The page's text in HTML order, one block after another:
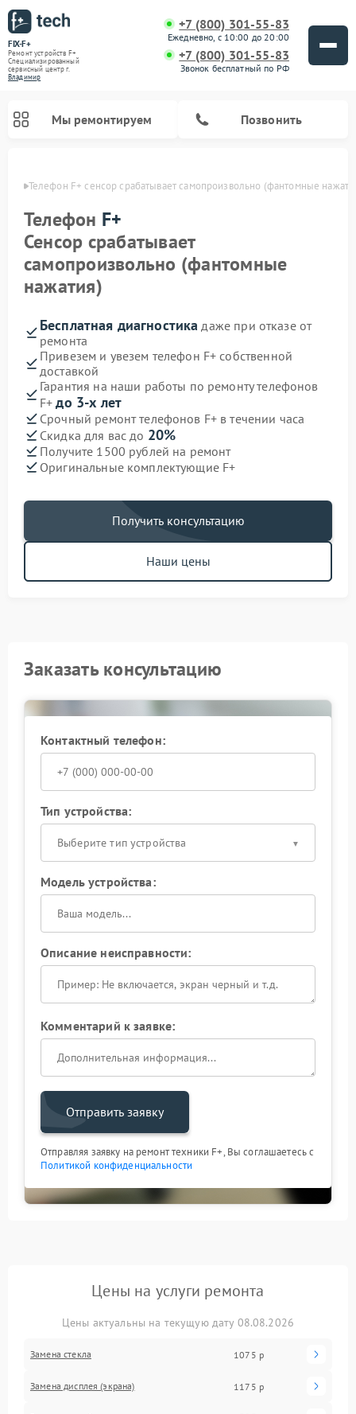
FIX-F+
Ремонт устройств F+
Специализированный
cервисный центр г.
Владимир
+7 (800) 301-55-83
Ежедневно, с 10:00 до 20:00
+7 (800) 301-55-83
Звонок бесплатный по РФ
Мы ремонтируем Позвонить
Телефон F+ сенсор срабатывает самопроизвольно (фантомные
Телефон F+
Сенсор срабатывает
самопроизвольно (фантомные
нажатия)
Бесплатная диагностика даже при отказе от
ремонта
Привезем и увезем телефон F+ собственной
доставкой
Гарантия на наши работы по ремонту телефонов
F+до 3-х лет
Срочный ремонт телефонов F+ в течении часа
Скидка для вас до 20%
Получите 1500 рублей на ремонт
Оригинальные комплектующие F+
Получить консультацию
Наши цены
Заказать консультацию
Контактный телефон:
Тип устройства:
Выберите тип устройства
Модель устройства:
Описание неисправности:
Комментарий к заявке:
Отправить заявку
Отправляя заявку на ремонт техники F+, Вы соглашаетесь с
Политикой конфиденциальности
Цены на услуги ремонта
Цены актуальны на текущую дату 08.08.2026
Замена стекла 1075 р
Замена дисплея (экрана) 1175 р